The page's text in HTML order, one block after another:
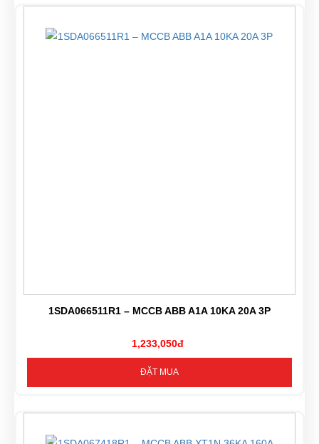
1SDA066511R1 – MCCB ABB A1A 10KA 20A 3P
1,233,050đ
ĐẶT MUA